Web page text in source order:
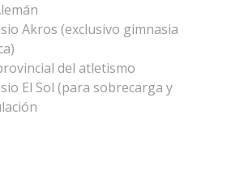
Akros (exclusivo gimnasia
del atletismo
El Sol (para sobrecarga y